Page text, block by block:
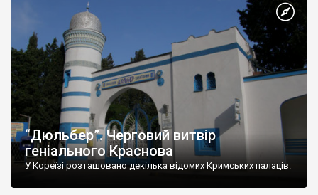
“Дюльбер”. Черговий витвір
геніального Краснова
У Кореїзі розташовано декілька відомих Кримських палаців.